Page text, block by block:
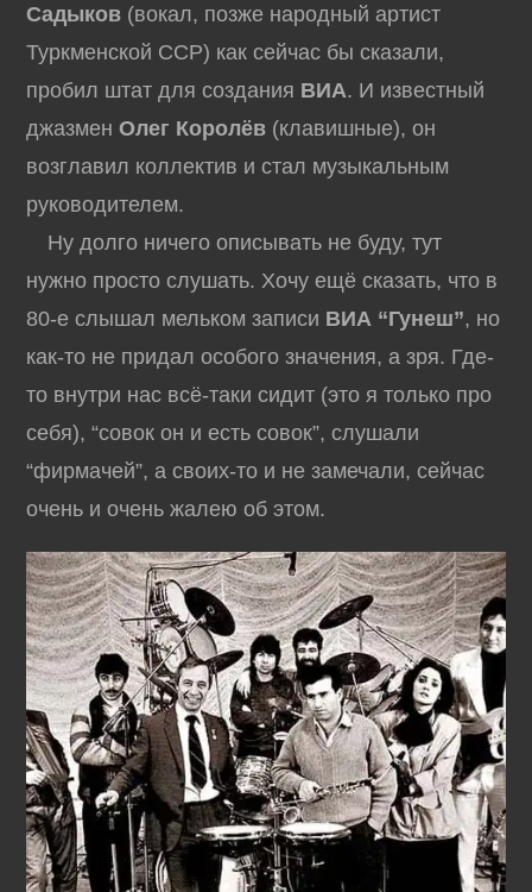
Садыков (вокал, позже народный артист
Туркменской ССР) как сейчас бы сказали,
пробил штат для создания ВИА. И известный
джазменОлег Королёв (клавишные), он
возглавил коллектив и стал музыкальным
руководителем.
Ну долго ничего описывать не буду, тут
нужно просто слушать. Хочу ещё сказать, что в
80-е слышал мельком записи ВИА “Гунеш”, но
как-то не придал особого значения, а зря. Где-
то внутри нас всё-таки сидит (это я только про
себя), “совок он и есть совок”, слушали
“фирмачей”, а своих-то и не замечали, сейчас
очень и очень жалею об этом.